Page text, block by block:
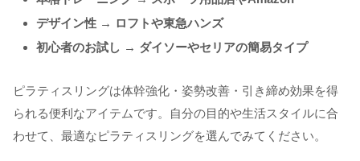
デザイン性 → ロフトや東急ハンズ
初心者のお試し → ダイソーやセリアの簡易タイプ
ピラティスリングは体幹強化・姿勢改善・引き締め効果を得
られる便利なアイテムです。自分の目的や生活スタイルに合
わせて、最適なピラティスリングを選んでみてください。